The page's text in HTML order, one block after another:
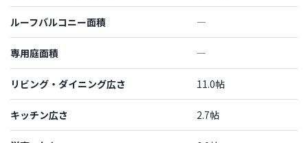
ルーフバルコニー面積 ―
専用庭面積 ―
リビング・ダイニング広さ 11.0帖
キッチン広さ 2.7帖